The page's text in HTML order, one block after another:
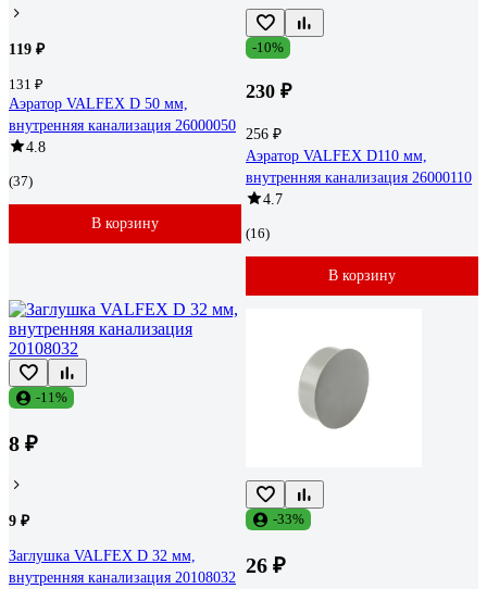
119 ₽
131 ₽
Аэратор VALFEX D 50 мм,
внутренняя канализация 26000050
4.8
(37)
В корзину
-10%
230 ₽
256 ₽
Аэратор VALFEX D110 мм,
внутренняя канализация 26000110
4.7
(16)
В корзину
-11%
8 ₽
9 ₽
Заглушка VALFEX D 32 мм,
внутренняя канализация 20108032
-33%
26 ₽